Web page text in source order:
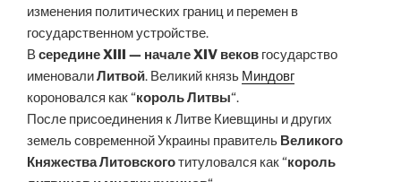
изменения политических границ и перемен в
государственном устройстве.
Всередине XIII — начале XIV веков государство
именовалиЛитвой. Великий князь Миндовг
короновался как “король Литвы“.
После присоединения к Литве Киевщины и других
земель современной Украины правитель Великого
Княжества Литовскоготитуловался как “король